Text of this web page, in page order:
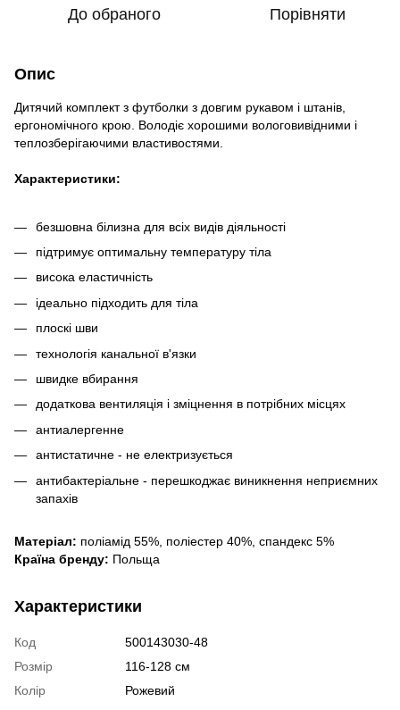
До обраного Порівняти
Опис
Дитячий комплект з футболки з довгим рукавом і штанів,
ергономічного крою. Володіє хорошими вологовивідними і
теплозберігаючими властивостями.
Характеристики:
безшовна білизна для всіх видів діяльності
підтримує оптимальну температуру тіла
висока еластичність
ідеально підходить для тіла
плоскі шви
технологія канальної в'язки
швидке вбирання
додаткова вентиляція і зміцнення в потрібних місцях
антиалергенне
антистатичне - не електризується
антибактеріальне - перешкоджає виникнення неприємних
запахів
Матеріал: поліамід 55%, поліестер 40%, спандекс 5%
Країна бренду: Польща
Характеристики
Код
500143030-48
Розмір
116-128 см
Колір
Рожевий